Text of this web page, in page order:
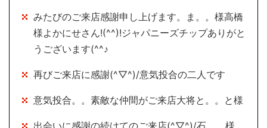
みたびのご来店感謝申し上げます。ま。。様高橋
様よかにせさん!(^^)!ジャパニーズチップありがと
うございます(^^♪
再びご来店に感謝(^▽^)/意気投合の二人です
意気投合。。素敵な仲間がご来店大将と。。と様
出会いに感謝の続けてのご来店(^▽^)/石。。様